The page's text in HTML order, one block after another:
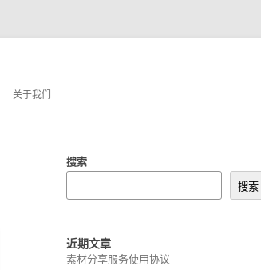
关于我们
搜索
搜索
近期文章
素材分享服务使用协议